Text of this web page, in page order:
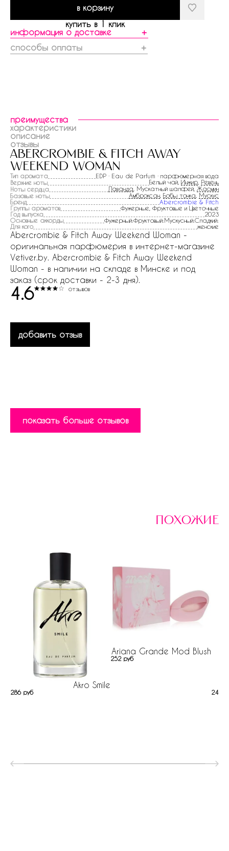
в корзину
купить в 1 клик
информация о доставке
＋
способы оплаты
＋
преимущества
характеристики
описание
отзывы
abercrombie & fitch away
weekend woman
Тип аромата
EDP · Eau de Parfum · парфюмерная вода
Верхние ноты
Белый чай, Инжир Ревень
Ноты сердца
Лаванда , Мускатный шалфей, Жасмин
Базовые ноты
Амброксан Бобы тонка Мускус
Бренд
Abercrombie & Fitch
Группы ароматов
Фужерные, Фруктовые и Цветочные
Год выпуска
2023
Основные аккорды
Фужерный:Фруктовый:Мускусный:Сладкий:
Для кого
женские
Abercrombie & Fitch Away Weekend Woman -
оригинальная парфюмерия в интернет-магазине
Vetiver.by. Abercrombie & Fitch Away Weekend
Woman - в наличии на складе в Минске и под
заказ (срок доставки - 2-3 дня).
4.6 отзывов
добавить отзыв
показать больше отзывов
похожие
Akro Smile
286 руб
Ariana Grande Mod Blush
252 руб
24